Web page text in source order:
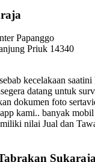
Papanggo
Priuk 14340
kecelakaan saatini
datang untuk
dokumen foto
kami.. banyak mobil
nilai Jual dan